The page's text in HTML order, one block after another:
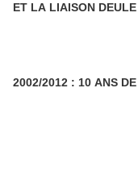
ET LA LIAISON
2002/2012 : 10 ANS